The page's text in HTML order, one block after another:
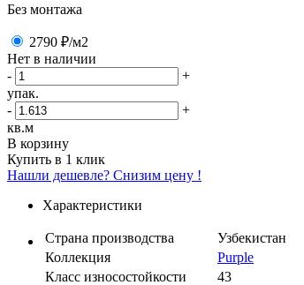
Без монтажа
2790 ₽/м2
Нет в наличии
-
+
упак.
-
+
кв.м
В корзину
Купить в 1 клик
Нашли дешевле? Снизим цену !
Характеристики
Страна производства
Узбекистан
Коллекция
Purple
Класс износостойкости
43